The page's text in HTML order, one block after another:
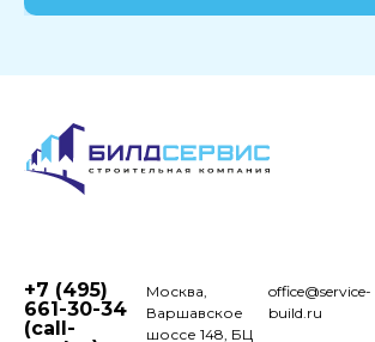
+7 (495)
661-30-34
(call-
Москва,
Варшавское
шоссе 148, БЦ
office@service-
build.ru